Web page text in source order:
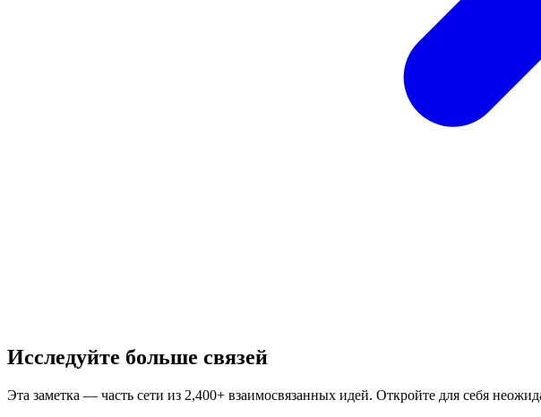
Исследуйте больше связей
Эта заметка — часть сети из 2,400+ взаимосвязанных идей. Откройте для себя